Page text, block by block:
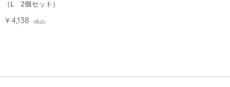
（L 2個セット）
￥4,138 (税込)